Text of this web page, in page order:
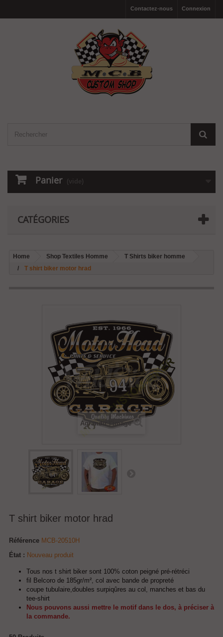
Connexion
Contactez-nous
Panier (vide)
CATÉGORIES
Home Shop Textiles Homme
T Shirts biker homme
T shirt biker motor hrad
Agrandir l'image
T shirt biker motor hrad
Référence MCB-20510H
État : Nouveau produit
Tous nos t shirt biker sont 100% coton peigné pré-rétréci
fil Belcoro de 185gr/m², col avec bande de propreté
coupe tubulaire,doubles surpiqûres au col, manches et bas du
tee-shirt
Nous pouvons aussi mettre le motif dans le dos, à préciser à
la commande.